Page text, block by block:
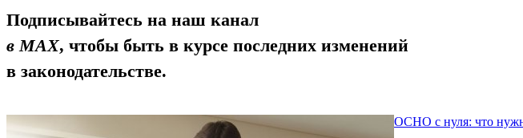
Подписывайтесь на наш канал
в MAX, чтобы быть в курсе последних изменений
в законодательстве.
ОСНО с нуля: что